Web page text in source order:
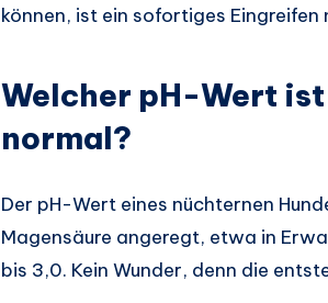
können, ist ein sofortiges Eingreifen
Welcher pH-Wert
normal?
Der pH-Wert eines nüchternen
Magensäure angeregt, etwa in
bis 3,0. Kein Wunder, denn die